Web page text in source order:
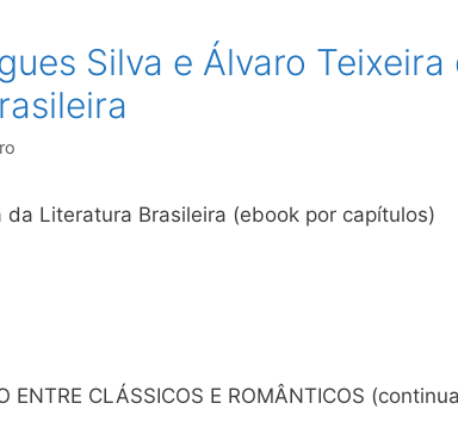
Silva e Álvaro
da Literatura Brasileira (ebook por capítulos)
ENTRE CLÁSSICOS E ROMÂNTICOS